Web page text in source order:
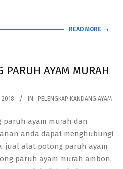
READ MORE →
PARUH AYAM MURAH
2018 IN:
PELENGKAP KANDANG AYAM
paruh ayam murah dan
anda dapat menghubungi
jual alat potong paruh ayam
paruh ayam murah ambon,